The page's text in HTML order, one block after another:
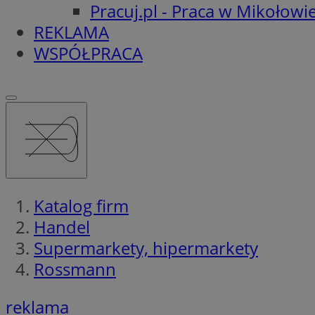
Pracuj.pl - Praca w
REKLAMA
WSPÓŁPRACA
Katalog firm
Handel
Supermarkety, hipermarkety
Rossmann
reklama